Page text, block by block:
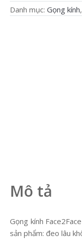
Danh mục: Gọng kính,
Mô tả
Gọng kính
sản phẩm: đeo lâu